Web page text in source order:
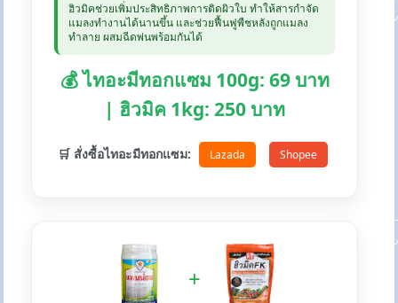
ฮิวมิคช่วยเพิ่มประสิทธิภาพการติดผิวใบ ทำให้สารกำจัด
แมลงทำงานได้นานขึ้น และช่วยฟื้นฟูพืชหลังถูกแมลง
ทำลาย ผสมฉีดพ่นพร้อมกันได้
💰 ไทอะมีทอกแซม 100g: 69 บาท
| ฮิวมิค 1kg: 250 บาท
🛒 สั่งซื้อไทอะมีทอกแซม: Lazada Shopee
+